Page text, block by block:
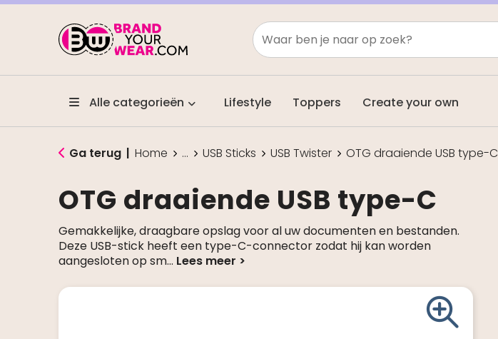
Alle categorieën Lifestyle Toppers Create your own
Ga terug | Home ... USB Sticks USB Twister OTG draaiende USB type-C
OTG draaiende USB type-C
Gemakkelijke, draagbare opslag voor al uw documenten en bestanden.
Deze USB-stick heeft een type-C-connector zodat hij kan worden
aangesloten op sm...